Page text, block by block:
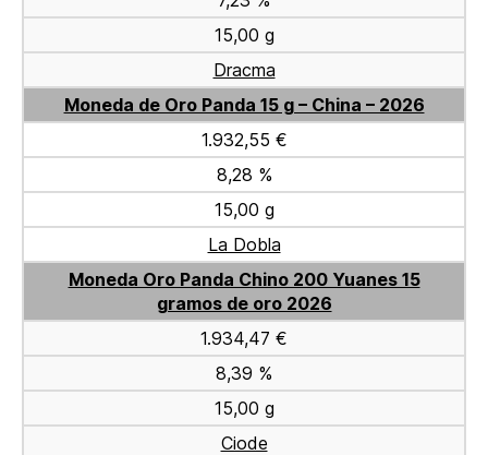
15,00 g
Dracma
Moneda de Oro Panda 15 g – China – 2026
1.932,55 €
8,28 %
15,00 g
La Dobla
Moneda Oro Panda Chino 200 Yuanes 15
gramos de oro 2026
1.934,47 €
8,39 %
15,00 g
Ciode